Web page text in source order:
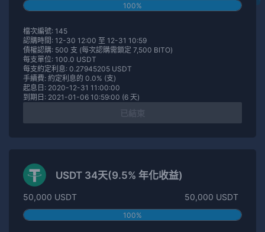
100%
檔次編號: 145
認購時間: 12-30 12:00 至 12-31 10:59
債權認購: 500 支 (每次認購需鎖定 7,500 BITO)
每支單位: 100.0 USDT
每支約定利息: 0.27945205 USDT
手續費: 約定利息的 0.0% (支)
起息日: 2020-12-31 11:00:00
到期日: 2021-01-06 10:59:00 (6 天)
USDT 34天(9.5% 年化收益)
50,000 USDT 50,000 USDT
100%